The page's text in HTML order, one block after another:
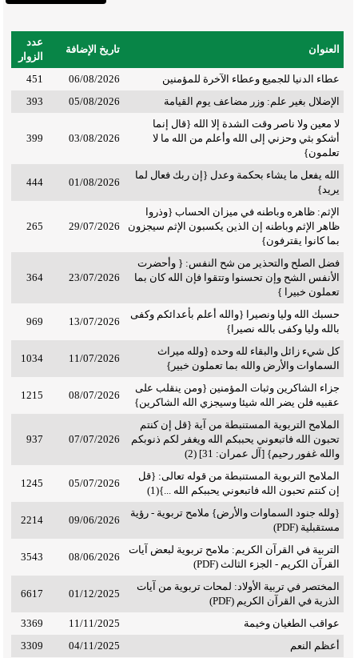
العنوان تاريخ الإضافة
عدد
الزوار
عطاء الدنيا للجميع وعطاء الآخرة للمؤمنين
06/08/2026
451
الإضلال بغير علم: وزر مضاعف يوم القيامة
05/08/2026
393
لا معين ولا ناصر وقت الشدة إلا الله {قال إنما
أشكو بثي وحزني إلى الله وأعلم من الله ما لا
تعلمون}
03/08/2026
399
الله يفعل ما يشاء بحكمة وعدل {إن ربك فعال لما
يريد}
01/08/2026
444
الإثم: ظاهره وباطنه في ميزان الحساب {وذروا
ظاهر الإثم وباطنه إن الذين يكسبون الإثم سيجزون
بما كانوا يقترفون}
29/07/2026
265
فضل الصلح والتحذير من شح النفس: { وأحضرت
الأنفس الشح وإن تحسنوا وتتقوا فإن الله كان بما
تعملون خبيرا }
23/07/2026
364
حسبك الله وليا ونصيرا {والله أعلم بأعدائكم وكفى
بالله وليا وكفى بالله نصيرا}
13/07/2026
969
كل شيء زائل والبقاء لله وحده {ولله ميراث
السماوات والأرض والله بما تعملون خبير}
11/07/2026
1034
جزاء الشاكرين وثبات المؤمنين {ومن ينقلب على
عقبيه فلن يضر الله شيئا وسيجزي الله الشاكرين}
08/07/2026
1215
الملامح التربوية المستنبطة من آية {قل إن كنتم
تحبون الله فاتبعوني يحببكم الله ويغفر لكم ذنوبكم
والله غفور رحيم} [آل عمران: 31] (2)
07/07/2026
937
الملامح التربوية المستنبطة من قوله تعالى: {قل
إن كنتم تحبون الله فاتبعوني يحببكم الله ...}(1)
05/07/2026
1245
{ولله جنود السماوات والأرض} ملامح تربوية - رؤية
مستقبلية (PDF)
09/06/2026
2214
التربية في القرآن الكريم: ملامح تربوية لبعض آيات
القرآن الكريم - الجزء الثالث (PDF)
08/06/2026
3543
المختصر في تربية الأولاد: لمحات تربوية من آيات
الذرية في القرآن الكريم (PDF)
01/12/2025
6617
عواقب الطغيان وخيمة 11/11/2025
3369
أعظم النعم
04/11/2025
3309